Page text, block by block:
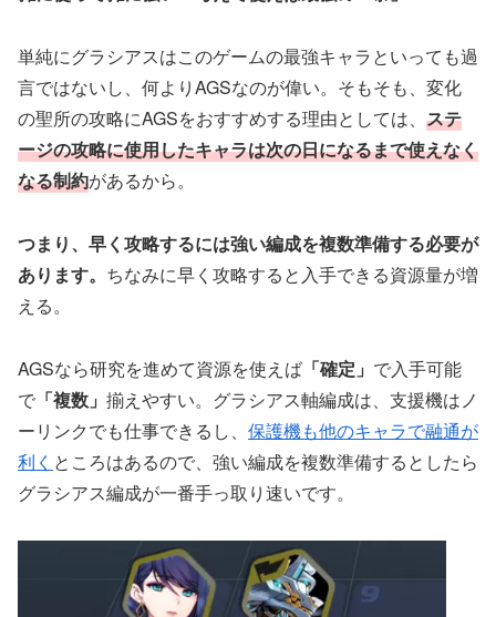
単純にグラシアスはこのゲームの最強キャラといっても過
言ではないし、何よりAGSなのが偉い。そもそも、変化
の聖所の攻略にAGSをおすすめする理由としては、 ステ
ージの攻略に使用したキャラは次の日になるまで使えなく
なる制約があるから。
つまり、早く攻略するには強い編成を複数準備する必要が
あります。 ちなみに早く攻略すると入手できる資源量が増
える。
AGSなら研究を進めて資源を使えば 「確定」 で入手可能
で 「複数」 揃えやすい。グラシアス軸編成は、支援機はノ
ーリンクでも仕事できるし、 保護機も他のキャラで融通が
利く ところはあるので、強い編成を複数準備するとしたら
グラシアス編成が一番手っ取り速いです。